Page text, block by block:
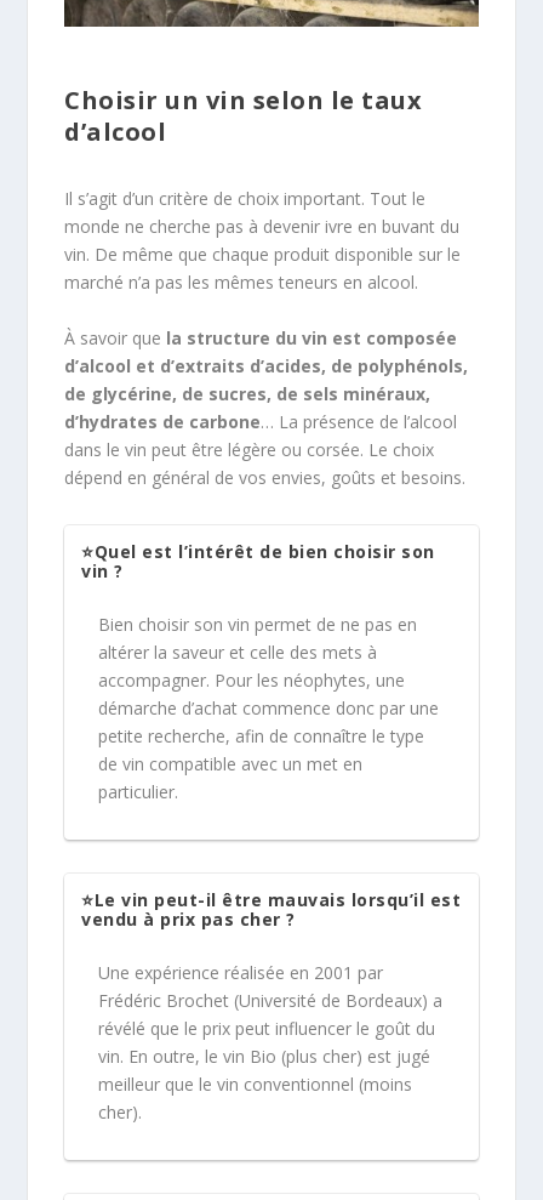
Choisir un vin selon le taux
d’alcool
Il s’agit d’un critère de choix important. Tout le
monde ne cherche pas à devenir ivre en buvant du
vin. De même que chaque produit disponible sur le
marché n’a pas les mêmes teneurs en alcool.
À savoir que la structure du vin est composée
d’alcool et d’extraits d’acides, de polyphénols,
de glycérine, de sucres, de sels minéraux,
d’hydrates de carbone… La présence de l’alcool
dans le vin peut être légère ou corsée. Le choix
dépend en général de vos envies, goûts et besoins.
⭐Quel est l’intérêt de bien choisir son
vin ?
Bien choisir son vin permet de ne pas en
altérer la saveur et celle des mets à
accompagner. Pour les néophytes, une
démarche d’achat commence donc par une
petite recherche, afin de connaître le type
de vin compatible avec un met en
particulier.
⭐Le vin peut-il être mauvais lorsqu’il est
vendu à prix pas cher ?
Une expérience réalisée en 2001 par
Frédéric Brochet (Université de Bordeaux) a
révélé que le prix peut influencer le goût du
vin. En outre, le vin Bio (plus cher) est jugé
meilleur que le vin conventionnel (moins
cher).